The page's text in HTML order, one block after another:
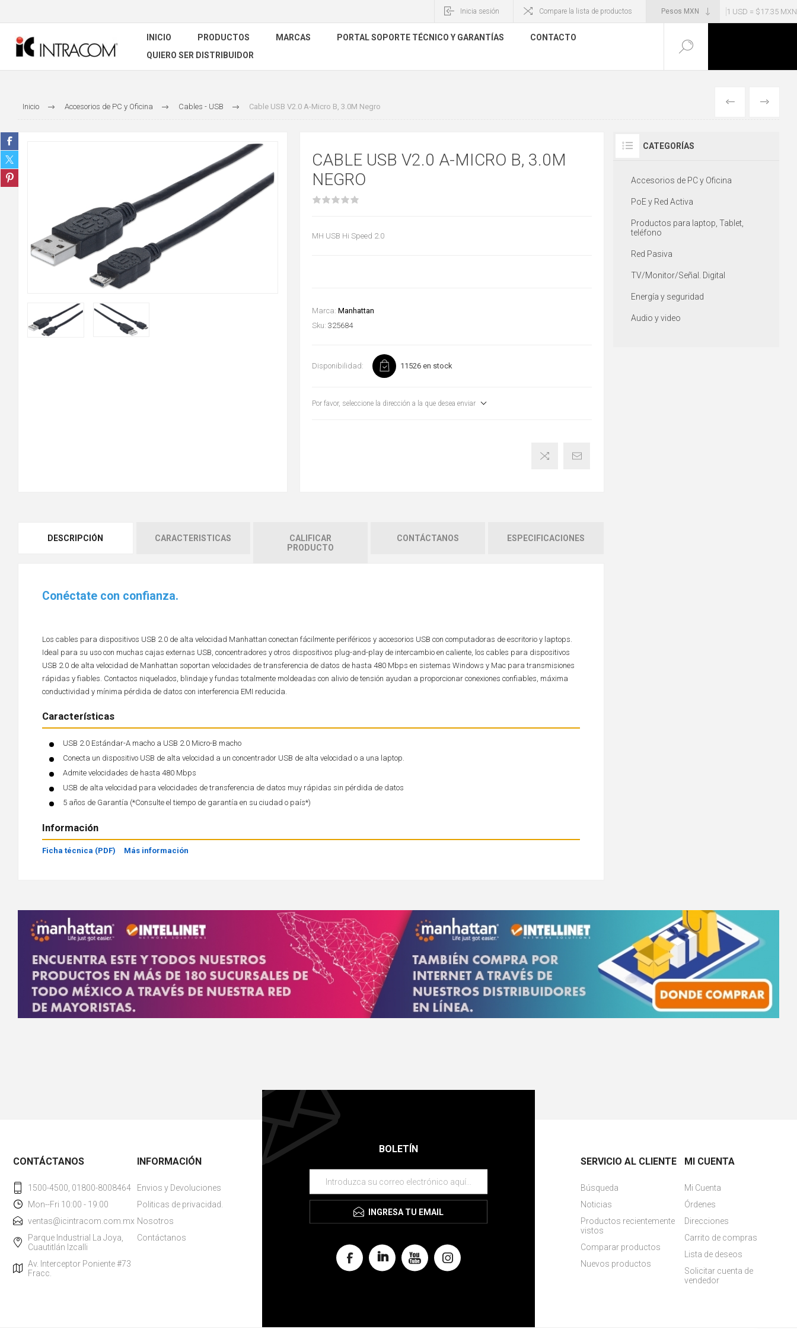
1 USD = $17.35 MXN
Inicia sesión Compare la lista de productos
INICIO PRODUCTOS MARCAS PORTAL SOPORTE TÉCNICO Y GARANTÍAS
CONTACTO
QUIERO SER DISTRIBUIDOR
Inicio Accesorios de PC y Oficina Cables - USB Cable USB V2.0 A-Micro B, 3.0M Negro ANTERIOR
CABLE USB V2.0 A-MICRO B, 3.0M
NEGRO
MH USB Hi Speed 2.0
Marca: Manhattan
Sku: 325684
Disponibilidad: 11526 en stock
Por favor, seleccione la dirección a la que desea enviar
DESCRIPCIÓN CARACTERISTICAS
CALIFICAR
PRODUCTO
CONTÁCTANOS ESPECIFICACIONES
Conéctate con confianza.
Los cables para dispositivos USB 2.0 de alta velocidad Manhattan conectan fácilmente periféricos y accesorios USB con computadoras de escritorio y laptops.
Ideal para su uso con muchas cajas externas USB, concentradores y otros dispositivos plug-and-play de intercambio en caliente, los cables para dispositivos
USB 2.0 de alta velocidad de Manhattan soportan velocidades de transferencia de datos de hasta 480 Mbps en sistemas Windows y Mac para transmisiones
rápidas y fiables. Contactos niquelados, blindaje y fundas totalmente moldeadas con alivio de tensión ayudan a proporcionar conexiones confiables, máxima
conductividad y mínima pérdida de datos con interferencia EMI reducida.
Características
USB 2.0 Estándar-A macho a USB 2.0 Micro-B macho
Conecta un dispositivo USB de alta velocidad a un concentrador USB de alta velocidad o a una laptop.
Admite velocidades de hasta 480 Mbps
USB de alta velocidad para velocidades de transferencia de datos muy rápidas sin pérdida de datos
5 años de Garantía (*Consulte el tiempo de garantía en su ciudad o país*)
Información
Ficha técnica (PDF) Más información
CATEGORÍAS
Accesorios de PC y Oficina
PoE y Red Activa
Productos para laptop, Tablet,
teléfono
Red Pasiva
TV/Monitor/Señal. Digital
Energía y seguridad
Audio y video
BOLETÍN
INGRESA TU EMAIL
CONTÁCTANOS
1500-4500, 01800-8008464
Mon--Fri 10:00 - 19:00
ventas@icintracom.com.mx
Parque Industrial La Joya,
Cuautitlán Izcalli
Av. Interceptor Poniente #73
Fracc.
INFORMACIÓN
Envios y Devoluciones
Politicas de privacidad.
Nosotros
Contáctanos
SERVICIO AL CLIENTE
Búsqueda
Noticias
Productos recientemente
vistos
Comparar productos
Nuevos productos
MI CUENTA
Mi Cuenta
Órdenes
Direcciones
Carrito de compras
Lista de deseos
Solicitar cuenta de
vendedor